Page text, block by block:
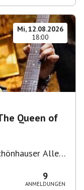
Mi, 12.08.2026
18:00
Queen of
Allee
9
ANMELDUNGEN